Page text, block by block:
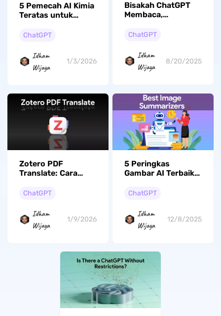
5 Pemecah AI Kimia
Teratas untuk
2026
ChatGPT
Idham
Wijaya
1/3/2026
Bisakah ChatGPT
Membaca,
Memformat, atau
Dokumen Word?
ChatGPT
Idham
Wijaya
8/20/2025
Zotero PDF
Translate: Cara
PDF Tanpa Plugin
ChatGPT
Idham
Wijaya
1/9/2026
5 Peringkas
Gambar AI Terbaik
ChatGPT
Idham
Wijaya
12/8/2025